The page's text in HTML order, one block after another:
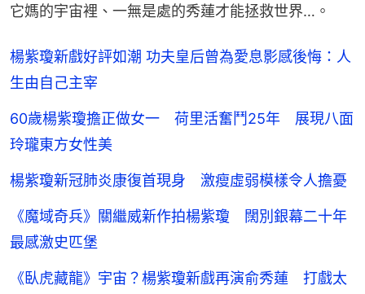
它媽的宇宙裡、一無是處的秀蓮才能拯救世界…。
楊紫瓊新戲好評如潮 功夫皇后曾為愛息影感後悔：人
生由自己主宰
60歲楊紫瓊擔正做女一 荷里活奮鬥25年 展現八面
玲瓏東方女性美
楊紫瓊新冠肺炎康復首現身 激瘦虛弱模樣令人擔憂
《魔域奇兵》關繼威新作拍楊紫瓊 闊別銀幕二十年
最感激史匹堡
《臥虎藏龍》宇宙？楊紫瓊新戲再演俞秀蓮 打戲太